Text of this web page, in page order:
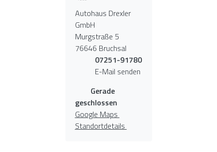
Autohaus Drexler
GmbH
Murgstraße 5
76646 Bruchsal
07251-91780
E-Mail senden
Gerade
geschlossen
Google Maps
Standortdetails